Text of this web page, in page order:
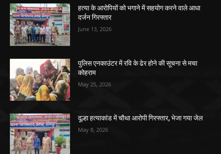
हत्या के आरोपियों को भगाने में सहयोग करने वाले आधा
दर्जन गिरफ्तार
June 13, 2026
पुलिस एनकाउंटर में रवि के ढेर होने की सूचना से मचा
कोहराम
May 25, 2026
दूल्हा हत्याकांड में चौथा आरोपी गिरफ्तार, भेजा गया जेल
May 8, 2026